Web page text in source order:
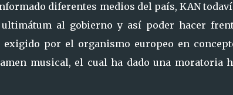
diferentes medios del país, KAN
al gobierno y así poder hacer
por el organismo europeo en
musical, el cual ha dado una moratoria